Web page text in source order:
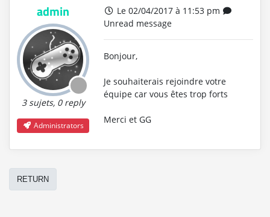
admin
3 sujets, 0 reply
Administrators
Le 02/04/2017 à 11:53 pm
Unread message
Bonjour,
Je souhaiterais rejoindre votre
équipe car vous êtes trop forts
Merci et GG
RETURN